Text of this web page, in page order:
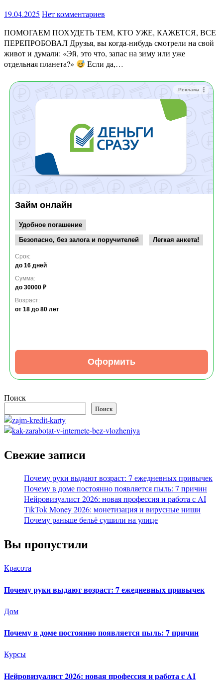
19.04.2025 Нет комментариев
ПОМОГАЕМ ПОХУДЕТЬ ТЕМ, КТО УЖЕ, КАЖЕТСЯ, ВСЕ
ПЕРЕПРОБОВАЛ Друзья, вы когда-нибудь смотрели на свой
живот и думали: «Эй, это что, запас на зиму или уже
отдельная планета?»
Если да,…
Реклама
Займ онлайн
Удобное погашение
Безопасно, без залога и поручителей
Легкая анкета!
Срок:
до 16 дней
Сумма:
до 30000 ₽
Возраст:
от 18 до 80 лет
Оформить
Поиск
Поиск
Свежие записи
Почему руки выдают возраст: 7 ежедневных привычек
Почему в доме постоянно появляется пыль: 7 причин
Нейровизуалист 2026: новая профессия и работа с AI
TikTok Money 2026: монетизация и вирусные ниши
Почему раньше бельё сушили на улице
Вы пропустили
Красота
Почему руки выдают возраст: 7 ежедневных привычек
Дом
Почему в доме постоянно появляется пыль: 7 причин
Курсы
Нейровизуалист 2026: новая профессия и работа с AI